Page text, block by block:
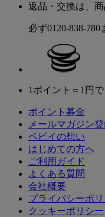
返品・交換は、商
必ず0120-838-780
1ポイント＝1円
ポイント募金
メールマガジン
ペピイの想い
はじめての方へ
ご利用ガイド
よくある質問
会社概要
プライバシーポ
クッキーポリシー